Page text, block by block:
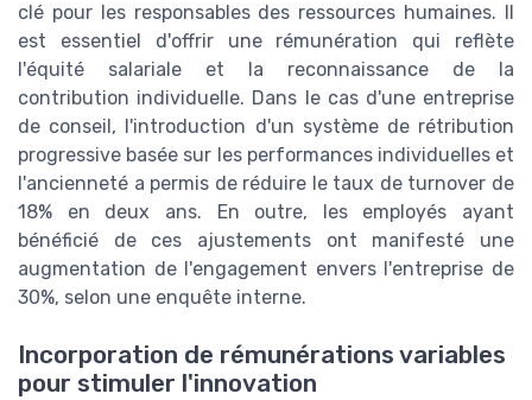
clé pour les responsables des ressources humaines. Il
est essentiel d'offrir une rémunération qui reflète
l'équité salariale et la reconnaissance de la
contribution individuelle. Dans le cas d'une entreprise
de conseil, l'introduction d'un système de rétribution
progressive basée sur les performances individuelles et
l'ancienneté a permis de réduire le taux de turnover de
18% en deux ans. En outre, les employés ayant
bénéficié de ces ajustements ont manifesté une
augmentation de l'engagement envers l'entreprise de
30%, selon une enquête interne.
Incorporation de rémunérations variables
pour stimuler l'innovation